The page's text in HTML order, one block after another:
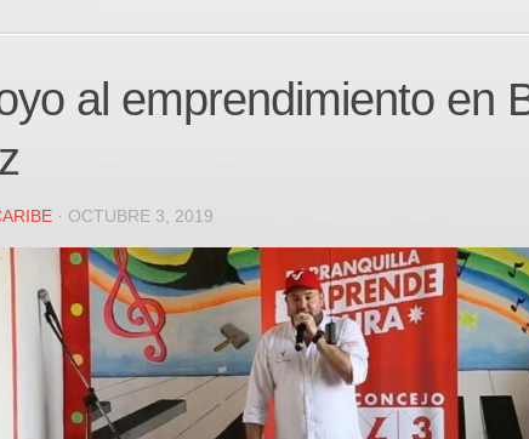
al emprendimiento en
· OCTUBRE 3, 2019